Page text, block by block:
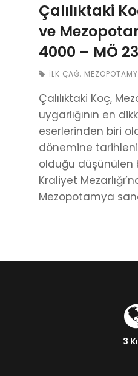
Çalılıktaki
ve
4000 – MÖ
İLK ÇAĞ,
Çalılıktaki Koç,
uygarlığının en
eserlerinden biri
dönemine
olduğu düşünülen
Kraliyet
Mezopotamya
3